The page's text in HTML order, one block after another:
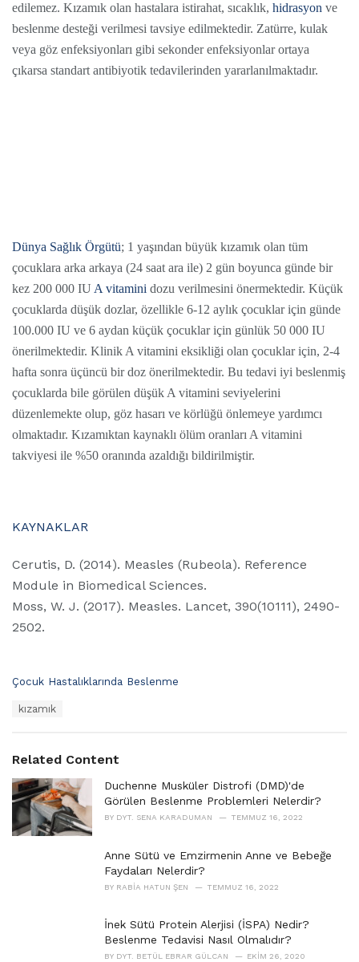
edilemez. Kızamık olan hastalara istirahat, sıcaklık, hidrasyon ve
beslenme desteği verilmesi tavsiye edilmektedir. Zatürre, kulak
veya göz enfeksiyonları gibi sekonder enfeksiyonlar ortaya
çıkarsa standart antibiyotik tedavilerinden yararlanılmaktadır.
Dünya Sağlık Örgütü; 1 yaşından büyük kızamık olan tüm
çocuklara arka arkaya (24 saat ara ile) 2 gün boyunca günde bir
kez 200 000 IU A vitamini dozu verilmesini önermektedir. Küçük
çocuklarda düşük dozlar, özellikle 6-12 aylık çocuklar için günde
100.000 IU ve 6 aydan küçük çocuklar için günlük 50 000 IU
önerilmektedir. Klinik A vitamini eksikliği olan çocuklar için, 2-4
hafta sonra üçüncü bir doz önerilmektedir. Bu tedavi iyi beslenmiş
çocuklarda bile görülen düşük A vitamini seviyelerini
düzenlemekte olup, göz hasarı ve körlüğü önlemeye yardımcı
olmaktadır. Kızamıktan kaynaklı ölüm oranları A vitamini
takviyesi ile %50 oranında azaldığı bildirilmiştir.
KAYNAKLAR
Cerutis, D. (2014). Measles (Rubeola). Reference
Module in Biomedical Sciences.
Moss, W. J. (2017). Measles. Lancet, 390(10111), 2490-
2502.
C
o
r
i
e
:
Çocuk Hastalıklarında Beslenme
:
kızamık
Related Content
Duchenne Musküler Distrofi (DMD)'de
Görülen Beslenme Problemleri Nelerdir?
BY DYT. SENA KARADUMAN TEMMUZ 16, 2022
Anne Sütü ve Emzirmenin Anne ve Bebeğe
Faydaları Nelerdir?
BY RABIA HATUN ŞEN TEMMUZ 16, 2022
İnek Sütü Protein Alerjisi (İSPA) Nedir?
Beslenme Tedavisi Nasıl Olmalıdır?
BY DYT. BETÜL EBRAR GÜLCAN EKIM 26, 2020